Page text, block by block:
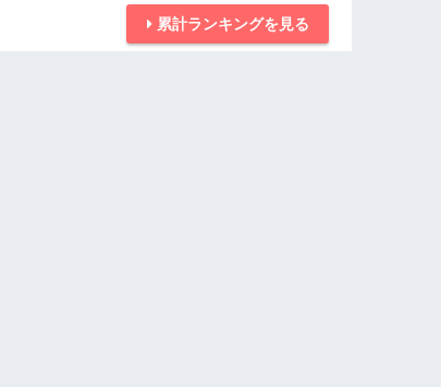
累計ランキングを見る